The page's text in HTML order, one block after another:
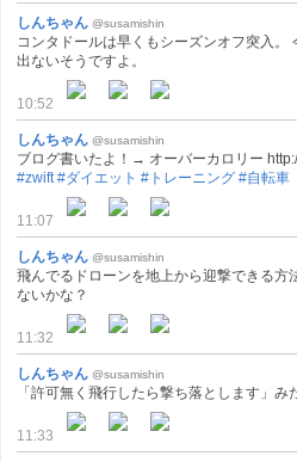
しんちゃん @susamishin
コンタドールは早くもシーズンオフ突入。
出ないそうですよ。
10:52
しんちゃん @susamishin
ブログ書いたよ！→ オーバーカロリー
#zwift #ダイエット #トレーニング #自転車
11:07
しんちゃん @susamishin
飛んでるドローンを地上から迎撃できる方
ないかな？
11:32
しんちゃん @susamishin
「許可無く飛行したら撃ち落とします」み
11:33